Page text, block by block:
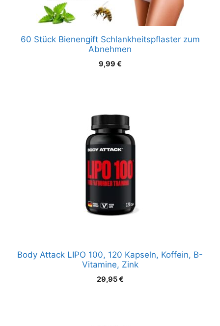
60 Stück Bienengift Schlankheitspflaster zum
Abnehmen
9,99 €
Body Attack LIPO 100, 120 Kapseln, Koffein, B-
Vitamine, Zink
29,95€